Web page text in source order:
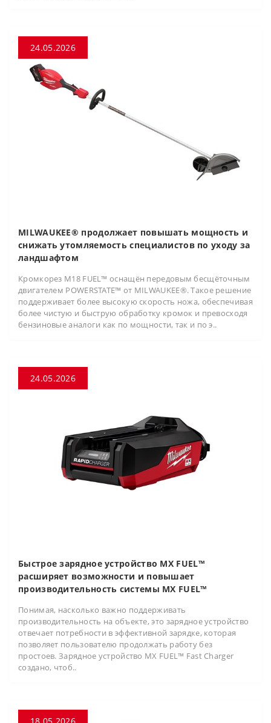
24.05.2026
MILWAUKEE® продолжает повышать мощность и
снижать утомляемость специалистов по уходу за
ландшафтом
Кромкорез M18 FUEL™ оснащён передовым бесщёточным
двигателем POWERSTATE™ от MILWAUKEE®. Такое решение
поддерживает более высокую скорость ножа, обеспечивая
более чистую и быструю обработку кромок и превосходя
бензиновые аналоги как по мощности, так и по э..
24.05.2026
Быстрое зарядное устройство MX FUEL™
расширяет возможности и повышает
производительность системы MX FUEL™
Понимая, насколько важно поддерживать
производительность на объекте, это зарядное устройство
отвечает потребности в эффективной зарядке, которая
позволяет пользователю продолжать работу без
простоев. Зарядное устройство MX FUEL™ Fast Charger
создано, чтоб..